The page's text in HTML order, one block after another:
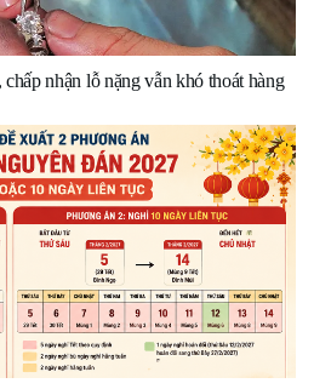
nhận lỗ nặng vẫn khó thoát hàng